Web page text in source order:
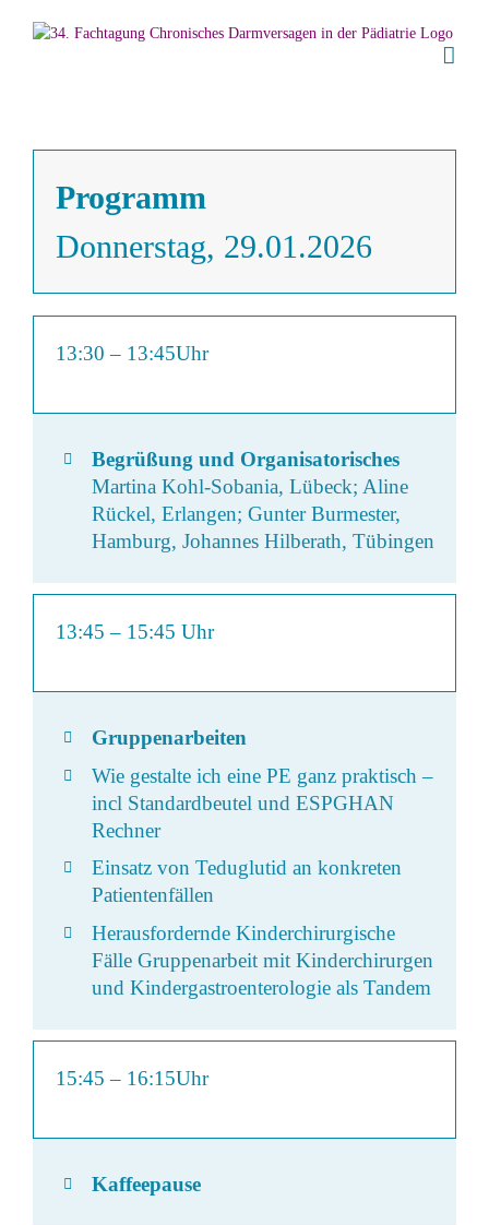
Inhalt
Programm
Donnerstag, 29.01.2026
13:30– 13:45Uhr
Begrüßung und Organisatorisches
Martina Kohl-Sobania, Lübeck; Aline
Rückel, Erlangen; Gunter Burmester,
Hamburg, Johannes Hilberath, Tübingen
13:45– 15:45 Uhr
Gruppenarbeiten
Wie gestalte ich eine PE ganz praktisch –
incl Standardbeutel und ESPGHAN
Rechner
Einsatz von Teduglutid an konkreten
Patientenfällen
Herausfordernde Kinderchirurgische
Fälle Gruppenarbeit mit Kinderchirurgen
und Kindergastroenterologie als Tandem
15:45– 16:15Uhr
Kaffeepause